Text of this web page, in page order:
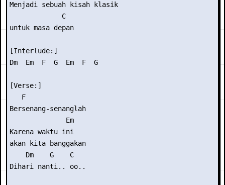
Menjadi sebuah kisah klasik
             C
untuk masa depan
[Interlude:]
Dm  Em  F  G  Em  F  G
[Verse:]
   F
Bersenang-senanglah
              Em
Karena waktu ini
akan kita banggakan
    Dm    G    C
Dihari nanti.. oo..